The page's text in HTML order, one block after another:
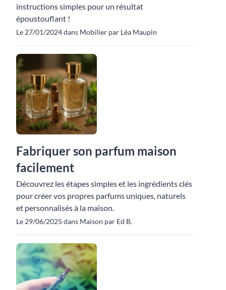
instructions simples pour un résultat
époustouflant !
Le 27/01/2024 dans Mobilier par Léa Maupin
Fabriquer son parfum maison
facilement
Découvrez les étapes simples et les ingrédients clés
pour créer vos propres parfums uniques, naturels
et personnalisés à la maison.
Le 29/06/2025 dans Maison par Ed B.